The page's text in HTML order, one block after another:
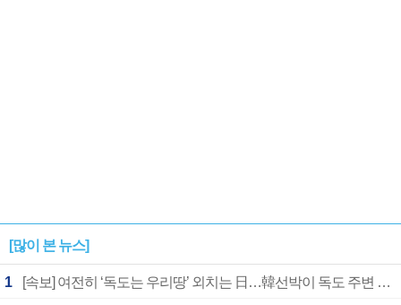
[많이 본 뉴스]
1 [속보] 여전히 ‘독도는 우리땅’ 외치는 日…韓선박이 독도 주변 해양조사 활동하자 반발